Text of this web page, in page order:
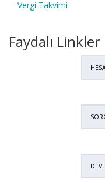
Vergi Takvimi
Faydalı Linkler